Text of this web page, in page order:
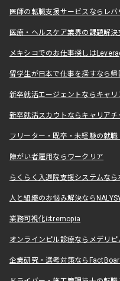
医師の転職支援サービスならレ
医療・ヘルスケア業界の課題解
メキシコでのお仕事探しは
留学生が日本で仕事を探すなら帰
新卒就活エージェントならキャ
新卒就活スカウトならキャリア
フリーター・既卒・未経験の就
障がい者雇用ならワークリア
らくらく入退院支援システムなら
人と組織のお悩み解決なら
業務可視化はremopia
オンラインピル診療ならメデリピ
企業研究・選考対策なら